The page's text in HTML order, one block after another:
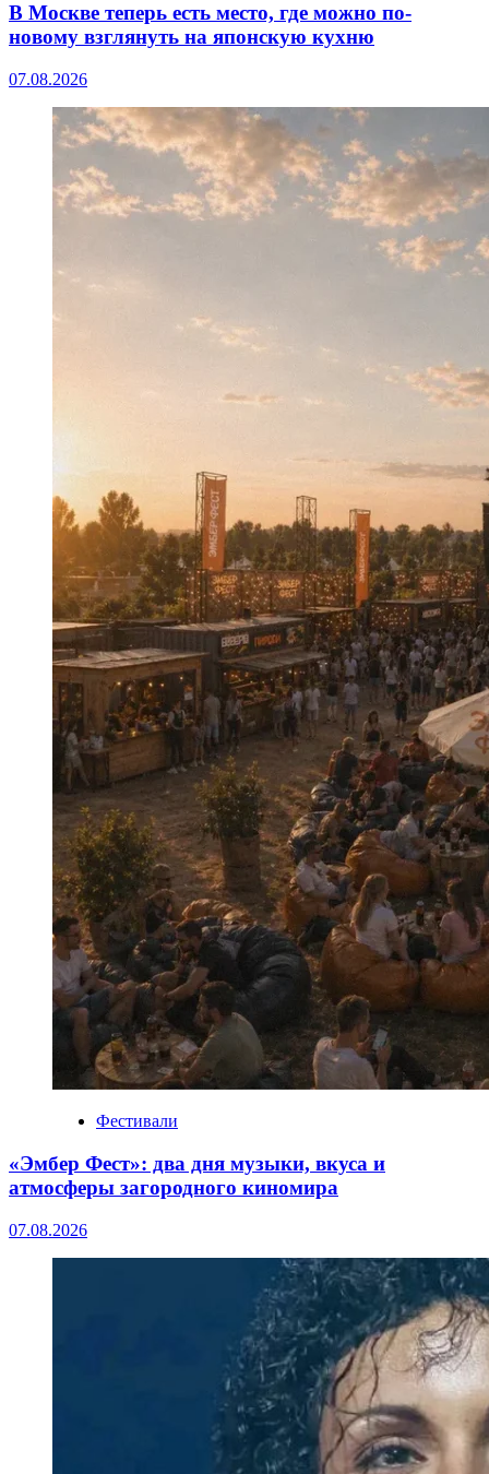
В Москве теперь есть место, где можно по-
новому взглянуть на японскую кухню
07.08.2026
Фестивали
«Эмбер Фест»: два дня музыки, вкуса и
атмосферы загородного киномира
07.08.2026